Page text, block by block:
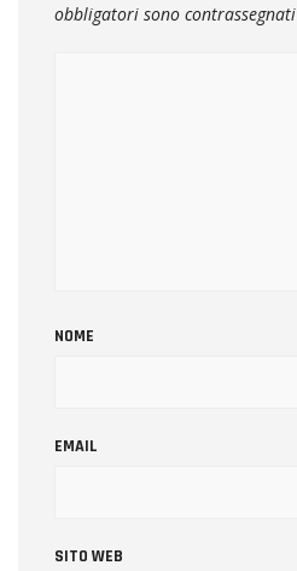
obbligatori sono contrassegnati
NOME
EMAIL
SITO WEB